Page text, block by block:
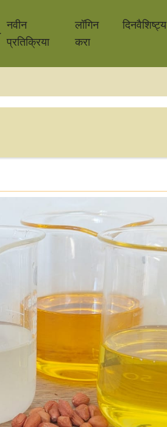
नवीन
प्रतिक्रिया
लॉगिन
करा
दिनवैशिष्ट्य